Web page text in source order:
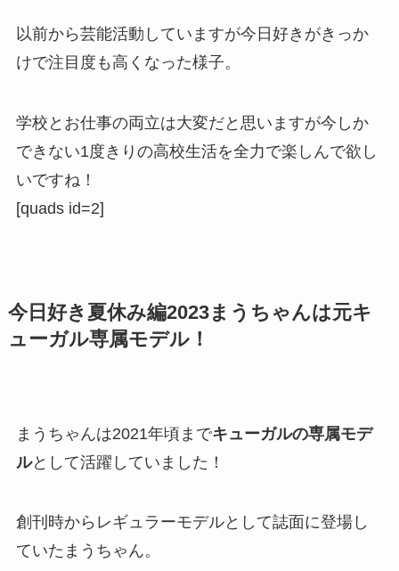
以前から芸能活動していますが今日好きがきっか
けで注目度も高くなった様子。
学校とお仕事の両立は大変だと思いますが今しか
できない1度きりの高校生活を全力で楽しんで欲し
いですね！
[quads id=2]
今日好き夏休み編2023まうちゃんは元キ
ューガル専属モデル！
まうちゃんは2021年頃までキューガルの専属モデ
ルとして活躍していました！
創刊時からレギュラーモデルとして誌面に登場し
ていたまうちゃん。